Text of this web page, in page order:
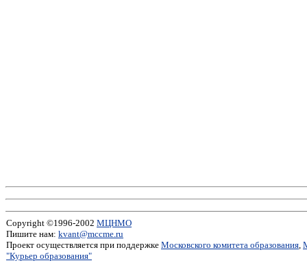
Copyright ©1996-2002 МЦНМО
Пишите нам: kvant@mccme.ru
Проект осуществляется при поддержке Московского комитета образования,
"Курьер образования"